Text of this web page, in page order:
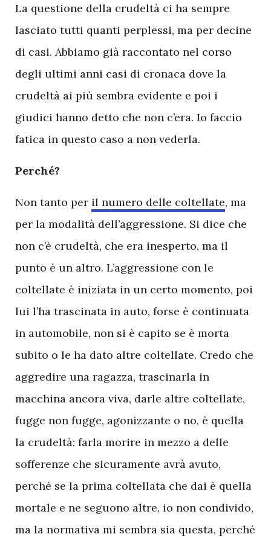
La questione della crudeltà ci ha sempre
lasciato tutti quanti perplessi, ma per decine
di casi. Abbiamo già raccontato nel corso
degli ultimi anni casi di cronaca dove la
crudeltà ai più sembra evidente e poi i
giudici hanno detto che non c’era. Io faccio
fatica in questo caso a non vederla.
Perché?
Non tanto per il numero delle coltellate, ma
per la modalità dell’aggressione. Si dice che
non c’è crudeltà, che era inesperto, ma il
punto è un altro. L’aggressione con le
coltellate è iniziata in un certo momento, poi
lui l’ha trascinata in auto, forse è continuata
in automobile, non si è capito se è morta
subito o le ha dato altre coltellate. Credo che
aggredire una ragazza, trascinarla in
macchina ancora viva, darle altre coltellate,
fugge non fugge, agonizzante o no, è quella
la crudeltà: farla morire in mezzo a delle
sofferenze che sicuramente avrà avuto,
perché se la prima coltellata che dai è quella
mortale e ne seguono altre, io non condivido,
ma la normativa mi sembra sia questa, perché